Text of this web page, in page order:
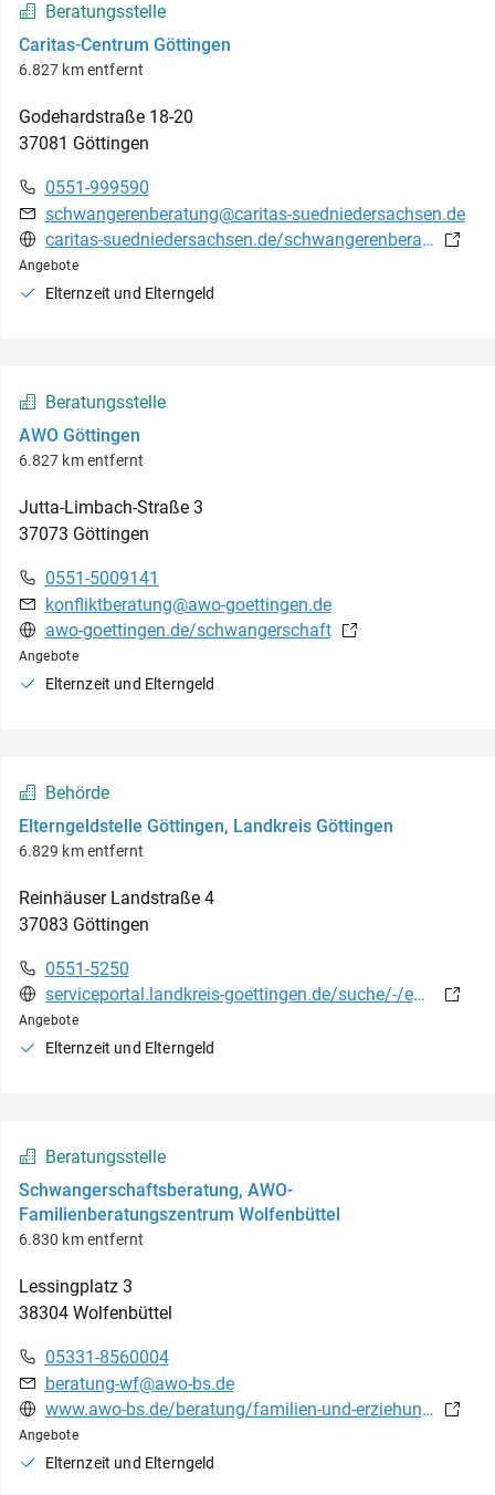
Beratungsstelle
Caritas-Centrum Göttingen
6.827 km entfernt
Godehardstraße 18-20
37081 Göttingen
0551-999590
schwangerenberatung@caritas-suedniedersachsen.de
caritas-suedniedersachsen.de/schwangerenberatung
Angebote
Elternzeit und Elterngeld
Beratungsstelle
AWO Göttingen
6.827 km entfernt
Jutta-Limbach-Straße 3
37073 Göttingen
0551-5009141
konfliktberatung@awo-goettingen.de
awo-goettingen.de/schwangerschaft
Angebote
Elternzeit und Elterngeld
Behörde
Elterngeldstelle Göttingen, Landkreis Göttingen
6.829 km entfernt
Reinhäuser Landstraße 4
37083 Göttingen
0551-5250
serviceportal.landkreis-goettingen.de/suche/-/egov-bis-detail/einrichtung/22033/show
Angebote
Elternzeit und Elterngeld
Beratungsstelle
Schwangerschaftsberatung, AWO-
Familienberatungszentrum Wolfenbüttel
6.830 km entfernt
Lessingplatz 3
38304 Wolfenbüttel
05331-8560004
beratung-wf@awo-bs.de
www.awo-bs.de/beratung/familien-und-erziehungsberatungsstellen/familienberatung-wf.html
Angebote
Elternzeit und Elterngeld